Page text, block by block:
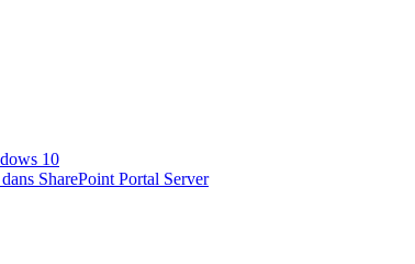
10
SharePoint Portal Server